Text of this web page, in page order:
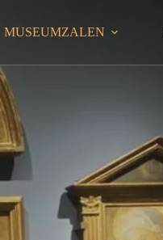
MUSEUMZALEN